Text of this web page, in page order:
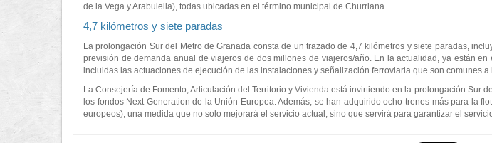
de la Vega y Arabuleila), todas ubicadas en el término municipal de Churriana.
4,7 kilómetros y siete paradas
La prolongación Sur del Metro de Granada consta de un trazado de 4,7 kilómetros y siete paradas,
previsión de demanda anual de viajeros de dos millones de viajeros/año. En la actualidad, ya están
incluidas las actuaciones de ejecución de las instalaciones y señalización ferroviaria que son comunes a
La Consejería de Fomento, Articulación del Territorio y Vivienda está invirtiendo en la prolongación Sur
los fondos Next Generation de la Unión Europea. Además, se han adquirido ocho trenes más para la
europeos), una medida que no solo mejorará el servicio actual, sino que servirá para garantizar el